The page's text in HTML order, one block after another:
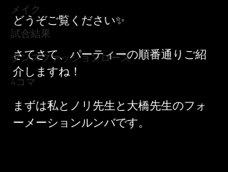
メイク
試合結果
ダンスファッションローズ
4コマ
どうぞご覧ください✨
さてさて、パーティーの順番通りご紹
介しますね！
まずは私とノリ先生と大橋先生のフォ
ーメーションルンバです。